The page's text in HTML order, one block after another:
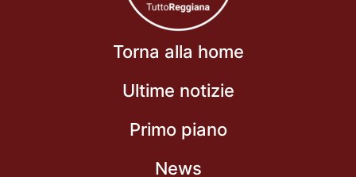
Torna alla home
Ultime notizie
Primo piano
News